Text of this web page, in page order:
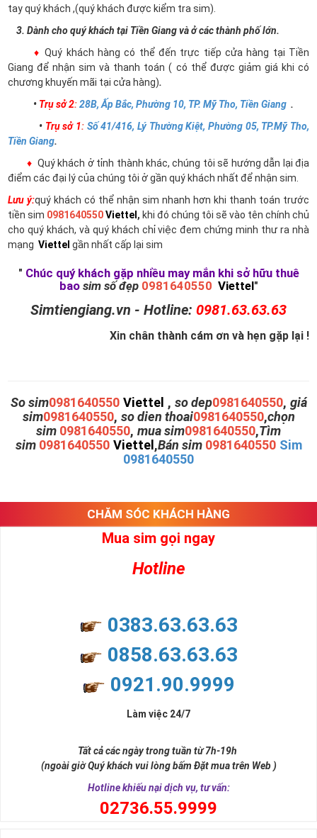
tay quý khách ,(quý khách được kiểm tra sim).
3. Dành cho quý khách tại Tiền Giang và ở các thành phố lớn.
♦ Quý khách hàng có thể đến trực tiếp cửa hàng tại Tiền
Giang để nhận sim và thanh toán ( có thể được giảm giá khi có
chương khuyến mãi tại cửa hàng).
• Trụ sở 2:28B, Ấp Bắc, Phường 10, TP. Mỹ Tho, Tiền Giang .
• Trụ sở 1: Số 41/416, Lý Thường Kiệt, Phường 05, TP.Mỹ Tho,
Tiền Giang.
♦ Quý khách ở tỉnh thành khác, chúng tôi sẽ hướng dẫn lại địa
điểm các đại lý của chúng tôi ở gần quý khách nhất để nhận sim.
Lưu ý:quý khách có thể nhận sim nhanh hơn khi thanh toán trước
tiền sim 0981640550Viettel , khi đó chúng tôi sẽ vào tên chính chủ
cho quý khách, và quý khách chỉ việc đem chứng minh thư ra nhà
mạng Viettel gần nhất cấp lại sim
" Chúc quý khách gặp nhiều may mắn khi sở hữu thuê
bao sim số đẹp 0981640550 Viettel"
Simtiengiang.vn - Hotline: 0981.63.63.63
Xin chân thành cám ơn và hẹn gặp lại !
So sim0981640550 Viettel , so dep0981640550, giá
sim0981640550, so dien thoai0981640550,chọn
sim 0981640550, mua sim0981640550,Tìm
sim 0981640550 Viettel,Bán sim 0981640550 Sim
0981640550
CHĂM SÓC KHÁCH HÀNG
Mua sim gọi ngay
Hotline
0383.63.63.63
0858.63.63.63
0921.90.9999
Làm việc 24/7
Tất cả các ngày trong tuần từ 7h-19h
(ngoài giờ Quý khách vui lòng bấm Đặt mua trên Web )
Hotline khiếu nại dịch vụ, tư vấn:
02736.55.9999